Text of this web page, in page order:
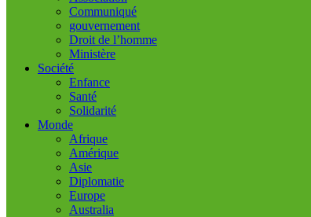
Communiqué
gouvernement
Droit de l’homme
Ministère
Société
Enfance
Santé
Solidarité
Monde
Afrique
Amérique
Asie
Diplomatie
Europe
Australia